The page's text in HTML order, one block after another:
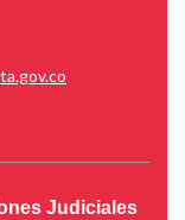
Judiciales